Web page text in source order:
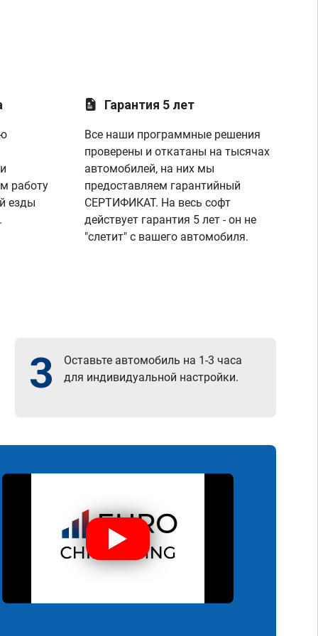
работу
езды
Гарантия 5 лет
Все наши программные решения
проверены и откатаны на тысячах
автомобилей, на них мы
предоставляем гарантийный
СЕРТИФИКАТ. На весь софт
действует гарантия 5 лет - он не
"слетит" с вашего автомобиля.
3
Оставьте автомобиль на 1-3 часа
для индивидуальной настройки.